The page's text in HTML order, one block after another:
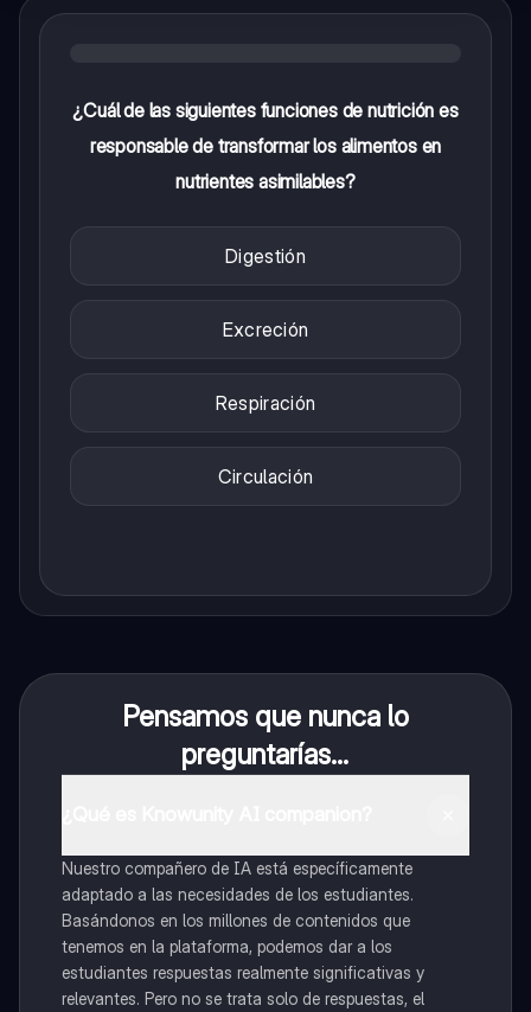
¿Cuál de las siguientes funciones de nutrición es
responsable de transformar los alimentos en
nutrientes asimilables?
Digestión
Excreción
Respiración
Circulación
Pensamos que nunca lo
preguntarías...
Nuestro compañero de IA está específicamente
adaptado a las necesidades de los estudiantes.
Basándonos en los millones de contenidos que
tenemos en la plataforma, podemos dar a los
estudiantes respuestas realmente significativas y
relevantes. Pero no se trata solo de respuestas, el